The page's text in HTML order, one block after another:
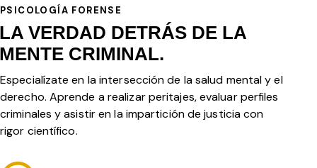
PSICOLOGÍA FORENSE
LA VERDAD DETRÁS DE LA
MENTE CRIMINAL.
Especialízate en la intersección de la salud mental y el
derecho. Aprende a realizar peritajes, evaluar perfiles
criminales y asistir en la impartición de justicia con
rigor científico.